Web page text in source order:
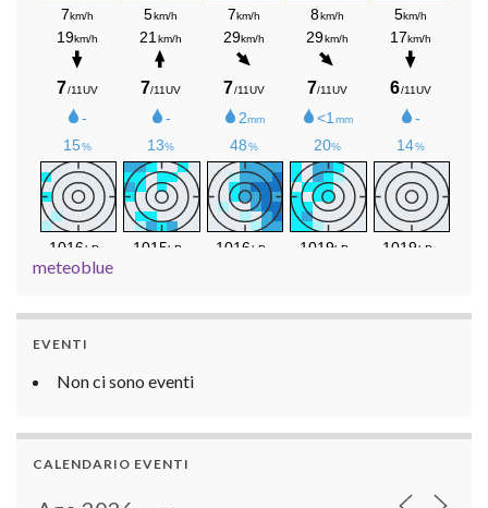
meteoblue
EVENTI
Non ci sono eventi
CALENDARIO EVENTI